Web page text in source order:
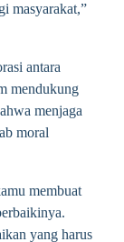
masyarakat,”
antara
mendukung
menjaga
moral
membuat
yang harus